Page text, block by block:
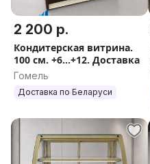
2 200 р.
Кондитерская витрина.
100 см. +6...+12. Доставка
Гомель
Доставка по Беларуси